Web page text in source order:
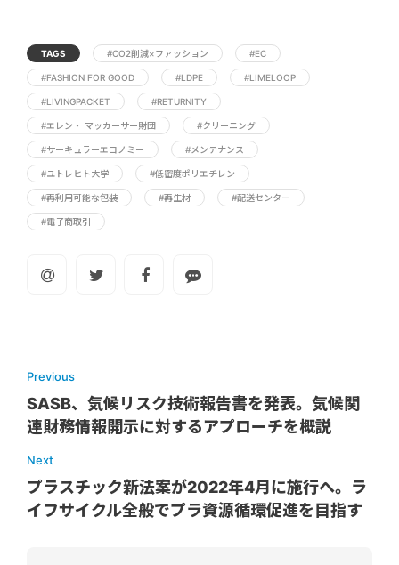
TAGS #CO2削減×ファッション #EC
#FASHION FOR GOOD #LDPE #LIMELOOP
#LIVINGPACKET #RETURNITY
#エレン・ マッカーサー財団 #クリーニング
#サーキュラーエコノミー #メンテナンス
#ユトレヒト大学 #低密度ポリエチレン
#再利用可能な包装 #再生材 #配送センター
#電子商取引
Previous
SASB、気候リスク技術報告書を発表。気候関
連財務情報開示に対するアプローチを概説
Next
プラスチック新法案が2022年4月に施行へ。ラ
イフサイクル全般でプラ資源循環促進を目指す